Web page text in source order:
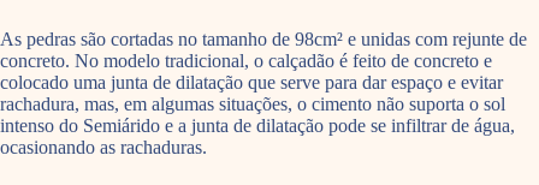
As pedras são cortadas no tamanho de 98cm² e unidas com rejunte de
concreto. No modelo tradicional, o calçadão é feito de concreto e
colocado uma junta de dilatação que serve para dar espaço e evitar
rachadura, mas, em algumas situações, o cimento não suporta o sol
intenso do Semiárido e a junta de dilatação pode se infiltrar de água,
ocasionando as rachaduras.